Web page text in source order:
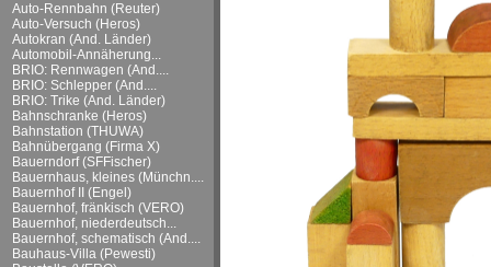
Auto-Rennbahn (Reuter)
Auto-Versuch (Heros)
Autokran (And. Länder)
Automobil-Annäherung...
BRIO: Rennwagen (And....
BRIO: Schlepper (And....
BRIO: Trike (And. Länder)
Bahnschranke (Heros)
Bahnstation (THUWA)
Bahnübergang (Firma X)
Bauerndorf (SFFischer)
Bauernhaus, kleines (Münchn....
Bauernhof II (Engel)
Bauernhof, fränkisch (VERO)
Bauernhof, niederdeutsch...
Bauernhof, schematisch (And....
Bauhaus-Villa (Pewesti)